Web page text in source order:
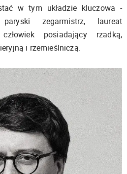
w tym układzie kluczowa -
zegarmistrz, laureat
posiadający rzadką,
i rzemieślniczą.